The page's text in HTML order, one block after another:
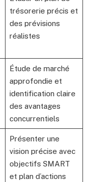
trésorerie précis et
des prévisions
réalistes
Étude de marché
approfondie et
identification claire
des avantages
concurrentiels
Présenter une
vision précise avec
objectifs SMART
et plan d’actions